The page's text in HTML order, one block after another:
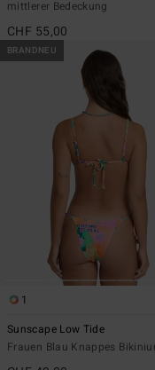
mittlerer Bedeckung
CHF 55,00
BRANDNEU
1
Sunscape Low Tide
Frauen Blau Knappes